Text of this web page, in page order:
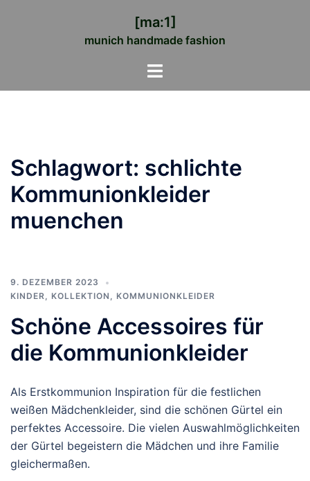
[ma:1]
munich handmade fashion
Menü
Schlagwort: schlichte
Kommunionkleider
muenchen
9. DEZEMBER 2023
KINDER, KOLLEKTION , KOMMUNIONKLEIDER
Schöne Accessoires für
die Kommunionkleider
Als Erstkommunion Inspiration für die festlichen
weißen Mädchenkleider, sind die schönen Gürtel ein
perfektes Accessoire. Die vielen Auswahlmöglichkeiten
der Gürtel begeistern die Mädchen und ihre Familie
gleichermaßen.